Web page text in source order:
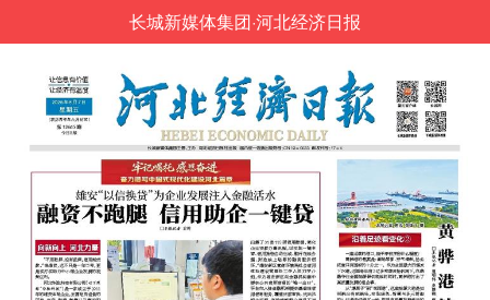
长城新媒体集团·河北经济日报